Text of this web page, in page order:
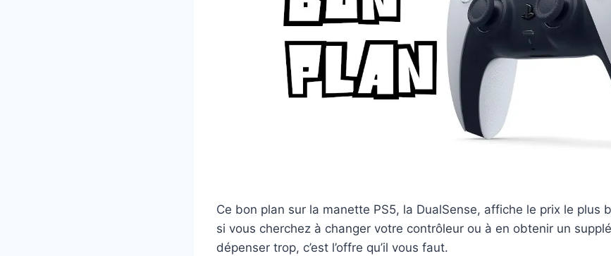
Ce bon plan sur la manette PS5, la DualSense, affiche le prix le plus
si vous cherchez à changer votre contrôleur ou à en obtenir un
dépenser trop, c’est l’offre qu’il vous faut.